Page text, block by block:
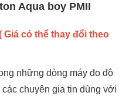
Aqua boy PMII
Giá có thể thay đổi theo
những dòng máy đo độ
chuyên gia tin dùng với